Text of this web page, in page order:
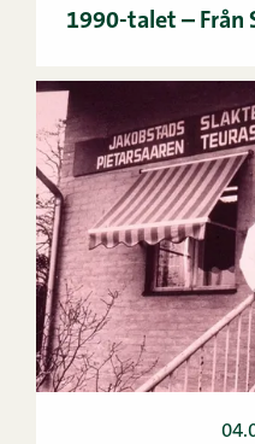
1990-talet – Från